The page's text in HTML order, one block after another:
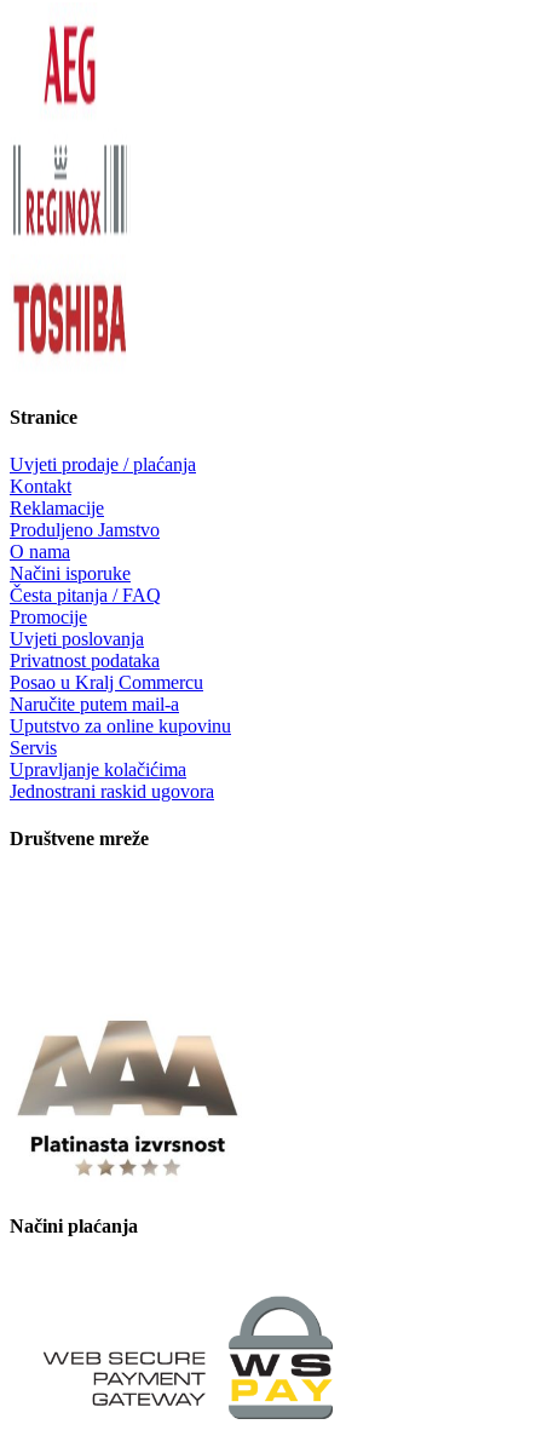
Stranice
Uvjeti prodaje / plaćanja
Kontakt
Reklamacije
Produljeno Jamstvo
O nama
Načini isporuke
Česta pitanja / FAQ
Promocije
Uvjeti poslovanja
Privatnost podataka
Posao u Kralj Commercu
Naručite putem mail-a
Uputstvo za online kupovinu
Servis
Upravljanje kolačićima
Jednostrani raskid ugovora
Društvene mreže
Načini plaćanja